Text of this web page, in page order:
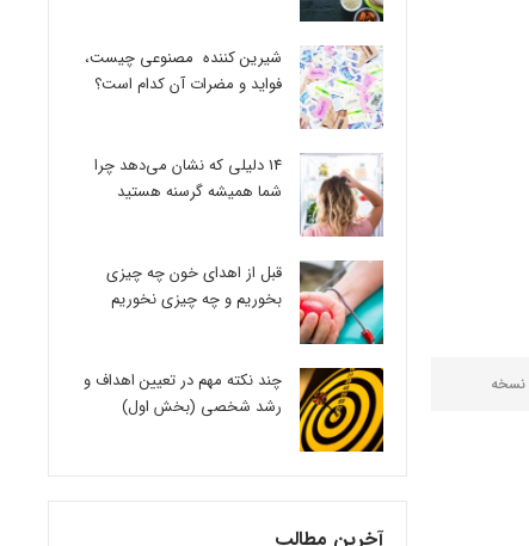
نسخه
شیرین کننده مصنوعی چیست،
فواید و مضرات آن کدام است؟
14 دلیلی که نشان می‌دهد چرا
شما همیشه گرسنه هستید
قبل از اهدای خون چه چیزی
بخوریم و چه چیزی نخوریم
چند نکته مهم در تعیین اهداف و
رشد شخصی (بخش اول)
آخرین مطالب